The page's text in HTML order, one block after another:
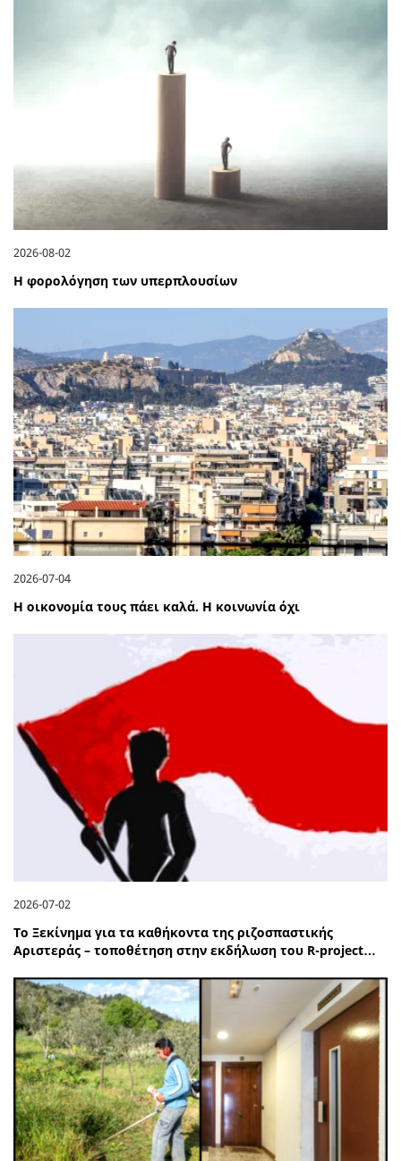
2026-08-02
Η φορολόγηση των υπερπλουσίων
2026-07-04
Η οικονομία τους πάει καλά. Η κοινωνία όχι
2026-07-02
Το Ξεκίνημα για τα καθήκοντα της ριζοσπαστικής
Αριστεράς – τοποθέτηση στην εκδήλωση του R-project…